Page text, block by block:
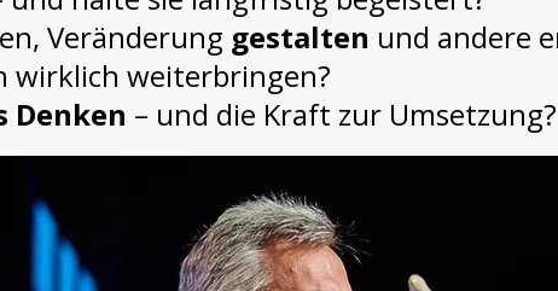
Veränderung gestalten und andere
wirklich weiterbringen?
Denken – und die Kraft zur Umsetzung?